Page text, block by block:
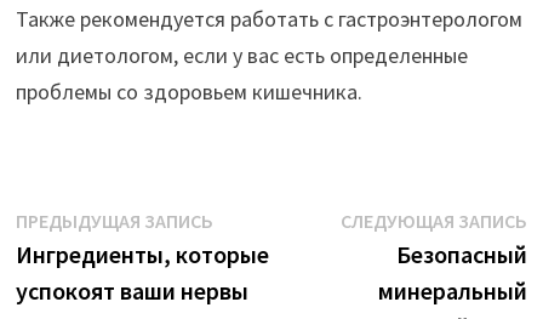
Также рекомендуется работать с гастроэнтерологом
или диетологом, если у вас есть определенные
проблемы со здоровьем кишечника.
Навигация
по
ПРЕДЫДУЩАЯ ЗАПИСЬПредыдущая
запись:
Ингредиенты, которые
успокоят ваши нервы
СЛЕДУЮЩАЯ ЗАПИСЬ
Безопасный
минеральный